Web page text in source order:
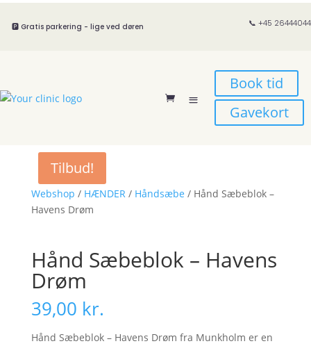
🅿️ Gratis parkering - lige ved døren 📞 +45 26444044
Book tid
Gavekort
Webshop / HÆNDER/ Håndsæbe / Hånd Sæbeblok –
Havens Drøm
Hånd Sæbeblok – Havens
Drøm
39,00 kr.
Hånd Sæbeblok – Havens Drøm fra Munkholm er en
Tilbud!